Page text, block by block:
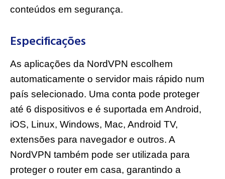
conteúdos em segurança.
Especificações
As aplicações da NordVPN escolhem
automaticamente o servidor mais rápido num
país selecionado. Uma conta pode proteger
até 6 dispositivos e é suportada em Android,
iOS, Linux, Windows, Mac, Android TV,
extensões para navegador e outros. A
NordVPN também pode ser utilizada para
proteger o router em casa, garantindo a